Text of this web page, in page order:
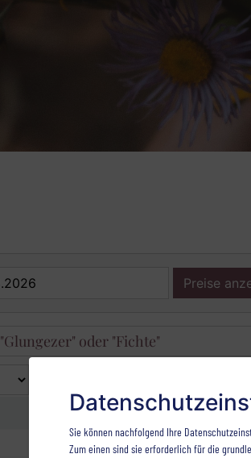
Preise
oder "Fichte"
2026-07-04 -
€
Sie können nachfolgend Ihre
Zum einen sind sie erforderlich für die